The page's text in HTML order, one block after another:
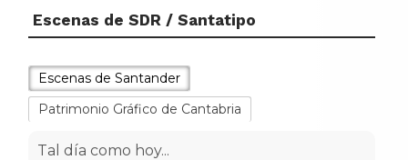
Escenas de SDR / Santatipo
Escenas de Santander
Patrimonio Gráfico de Cantabria
Tal día como hoy...